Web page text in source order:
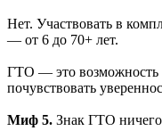
Нет. Участвовать в
— от 6 до 70+ лет.
ГТО — это возможность
почувствовать
Миф 5. Знак ГТО ничего